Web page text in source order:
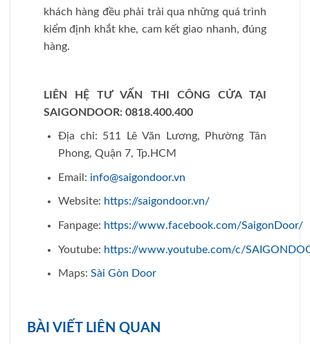
khách hàng đều phải trải qua những quá trình
kiểm định khắt khe, cam kết giao nhanh, đúng
hàng.
LIÊN HỆ TƯ VẤN THI CÔNG CỬA TẠI
SAIGONDOOR: 0818.400.400
Địa chỉ: 511 Lê Văn Lương, Phường Tân
Phong, Quận 7, Tp.HCM
Email: info@saigondoor.vn
Website: https://saigondoor.vn/
Fanpage: https://www.facebook.com/SaigonDoor/
Youtube: https://www.youtube.com/c/
Maps: Sài Gòn Door
BÀI VIẾT LIÊN QUAN